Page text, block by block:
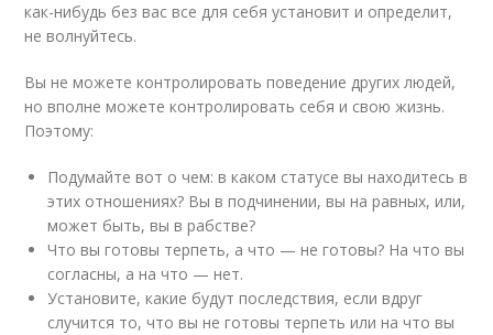
как-нибудь без вас все для себя установит и определит,
не волнуйтесь.
Вы не можете контролировать поведение других людей,
но вполне можете контролировать себя и свою жизнь.
Поэтому:
Подумайте вот о чем: в каком статусе вы находитесь в
этих отношениях? Вы в подчинении, вы на равных, или,
может быть, вы в рабстве?
Что вы готовы терпеть, а что — не готовы? На что вы
согласны, а на что — нет.
Установите, какие будут последствия, если вдруг
случится то, что вы не готовы терпеть или на что вы